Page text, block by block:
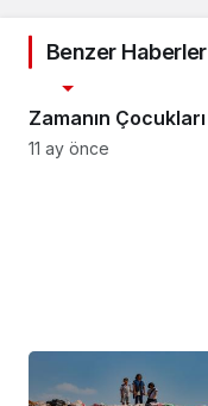
Benzer Haberler
Zamanın Çocukları
11 ay önce